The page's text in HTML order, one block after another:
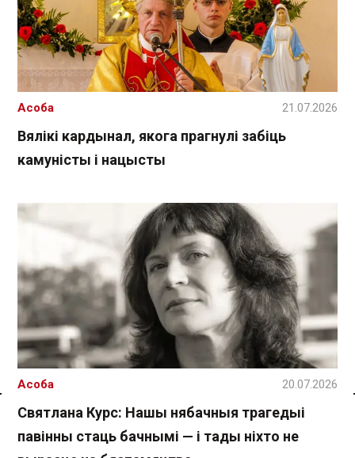
Спасылка без VPN
Вялікі кардынал, якога прагнулі забіць
камуністы і нацысты
Асоба 21.07.2026
Святлана Курс: Нашы нябачныя трагедыі
павінны стаць бачнымі — і тады ніхто не
Асоба 20.07.2026